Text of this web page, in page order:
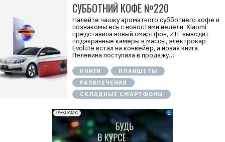
СУББОТНИЙ КОФЕ №220
Налейте чашку ароматного субботнего кофе и
познакомьтесь с новостями недели. Xiaomi
представила новый смартфон, ZTE выводит
подэкранные камеры в массы, электрокар
Evolute встал на конвейер, а новая книга
Пелевина поступила в продажу…
КНИГИ
ПЛАНШЕТЫ
РАЗВЛЕЧЕНИЯ
СКЛАДНЫЕ СМАРТФОНЫ